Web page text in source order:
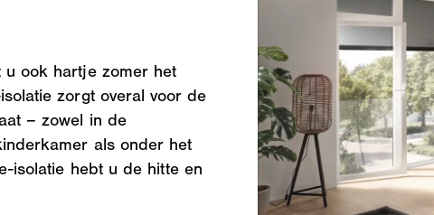
u ook hartje zomer het
zorgt overal voor de
– zowel in de
als onder het
isolatie hebt u de hitte en